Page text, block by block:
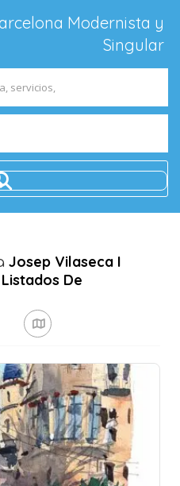
Modernista y
Singular
Josep Vilaseca I
Listados De